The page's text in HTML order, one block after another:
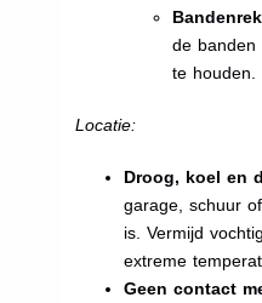
de banden
te houden.
Locatie:
Droog, koel en
garage, schuur
is. Vermijd
extreme
Geen contact